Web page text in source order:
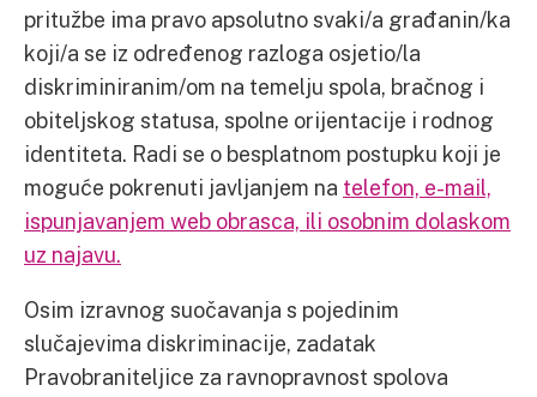
pritužbe ima pravo apsolutno svaki/a građanin/ka
koji/a se iz određenog razloga osjetio/la
diskriminiranim/om na temelju spola, bračnog i
obiteljskog statusa, spolne orijentacije i rodnog
identiteta. Radi se o besplatnom postupku koji je
moguće pokrenuti javljanjem na telefon, e-mail,
ispunjavanjem web obrasca, ili osobnim dolaskom
uz najavu.
Osim izravnog suočavanja s pojedinim
slučajevima diskriminacije, zadatak
Pravobraniteljice za ravnopravnost spolova